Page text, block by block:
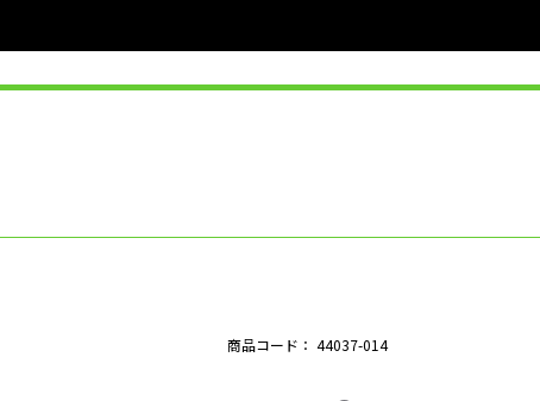
商品コード： 44037-014